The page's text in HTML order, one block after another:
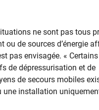
ne sont pas tous
ou de sources d’énergie
pas envisagée. « Certains
de dépressurisation et de
de secours mobiles
une installation